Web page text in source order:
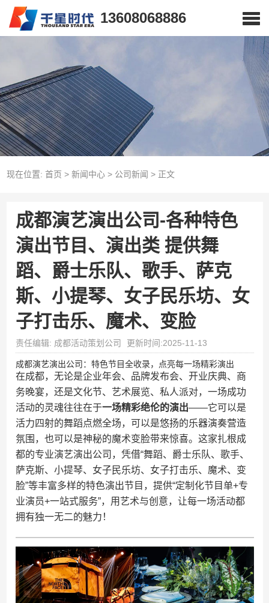
13608068886
现在位置: 首页 > 新闻中心> 公司新闻 > 正文
成都演艺演出公司-各种特色
演出节目、演出类 提供舞
蹈、爵士乐队、歌手、萨克
斯、小提琴、女子民乐坊、女
子打击乐、魔术、变脸
责任编辑: 成都活动策划公司 更新时间:2025-11-13
成都演艺演出公司：特色节目全收录，点亮每一场精彩演出
在成都，无论是企业年会、品牌发布会、开业庆典、商
务晚宴，还是文化节、艺术展览、私人派对，一场成功
活动的灵魂往往在于​​一场精彩绝伦的演出​​——它可以是
活力四射的舞蹈点燃全场，可以是悠扬的乐器演奏营造
氛围，也可以是神秘的魔术变脸带来惊喜。这家扎根成
都的专业演艺演出公司，凭借“舞蹈、爵士乐队、歌手、
萨克斯、小提琴、女子民乐坊、女子打击乐、魔术、变
脸”等丰富多样的特色演出节目，提供“定制化节目单+专
业演员+一站式服务”，用艺术与创意，让每一场活动都
拥有独一无二的魅力！